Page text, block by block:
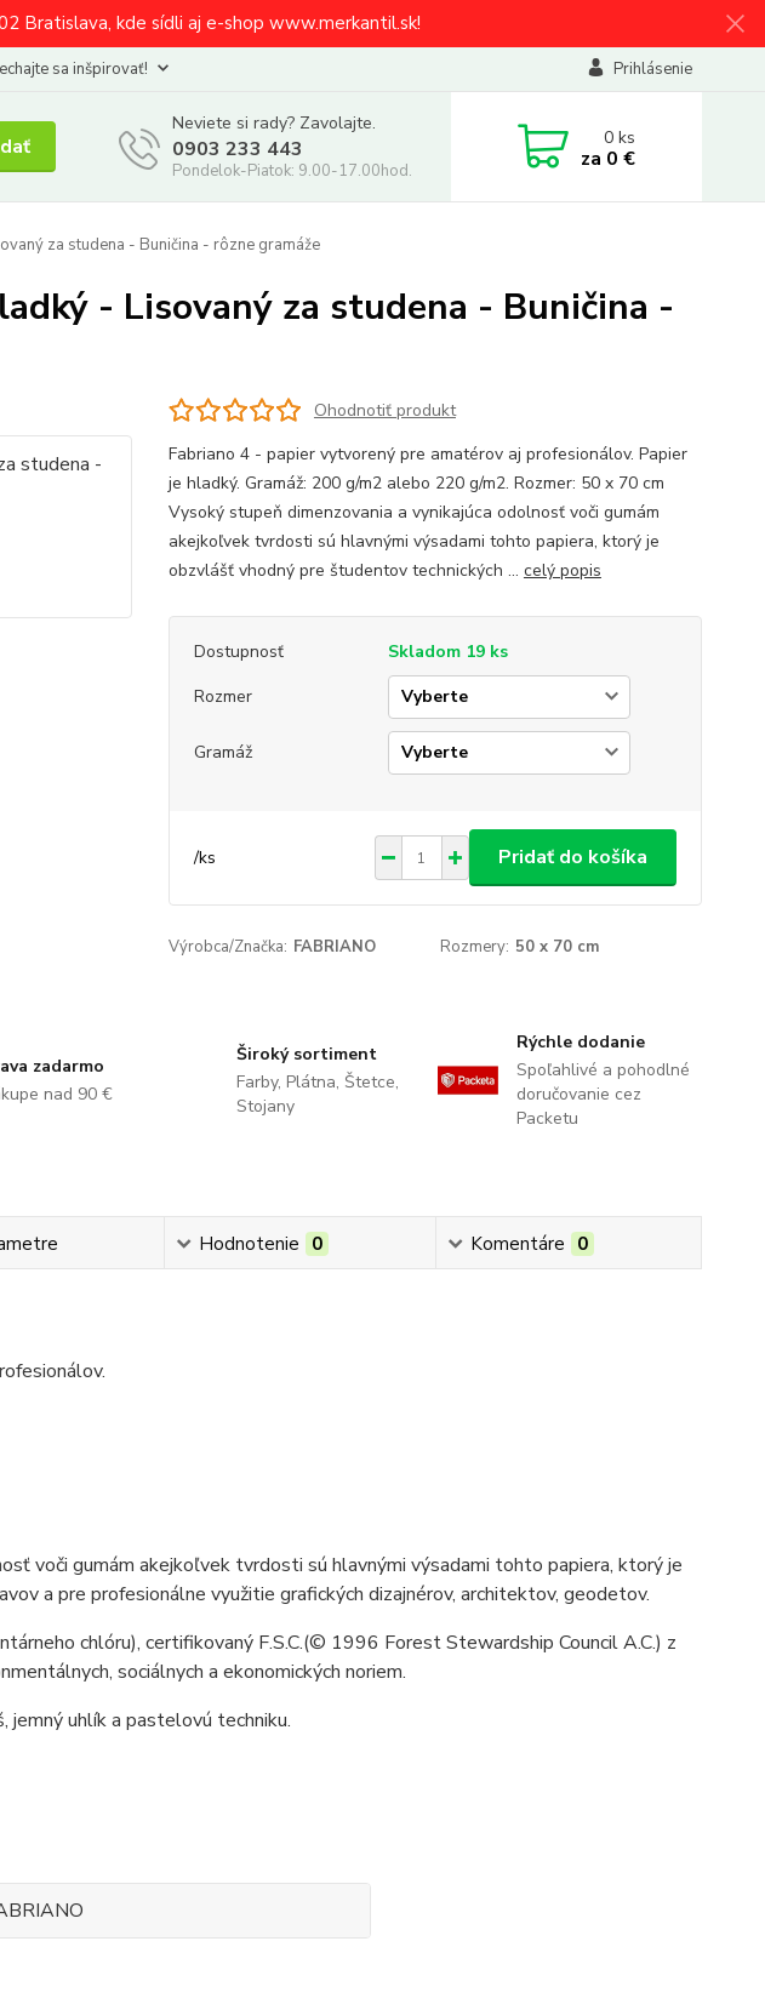
Bratislava, kde sídli aj e-shop www.merkantil.sk!
sa inšpirovať! Prihlásenie
Neviete si rady? Zavolajte.
0903 233 443
Pondelok-Piatok: 9.00-17.00hod.
0ks
za 0 €
za studena - Buničina - rôzne gramáže
- Lisovaný za studena - Buničina -
Ohodnotiť produkt
Fabriano 4 - papier vytvorený pre amatérov aj profesionálov. Papier
je hladký. Gramáž: 200 g/m2 alebo 220 g/m2. Rozmer: 50 x 70 cm
Vysoký stupeň dimenzovania a vynikajúca odolnosť voči gumám
akejkoľvek tvrdosti sú hlavnými výsadami tohto papiera, ktorý je
obzvlášť vhodný pre študentov technických ... celý popis
Dostupnosť
Skladom 19 ks
Rozmer
Gramáž
/ks Pridať do košíka
Výrobca/Značka: FABRIANO Rozmery: 50 x 70 cm
zadarmo
nad 90 €
Široký sortiment
Farby, Plátna, Štetce,
Stojany
Rýchle dodanie
Spoľahlivé a pohodlné
doručovanie cez
Packetu
Hodnotenie 0 Komentáre 0
.
voči gumám akejkoľvek tvrdosti sú hlavnými výsadami tohto papiera, ktorý je
a pre profesionálne využitie grafických dizajnérov, architektov, geodetov.
chlóru), certifikovaný F.S.C.(© 1996 Forest Stewardship Council A.C.) z
sociálnych a ekonomických noriem.
jemný uhlík a pastelovú techniku.